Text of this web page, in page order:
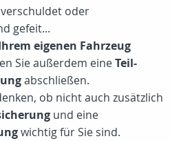
oder
gefeit...
eigenen Fahrzeug
Sie außerdem eineTeil-
abschließen.
ob nicht auch zusätzlich
und eine
wichtig für Sie sind.